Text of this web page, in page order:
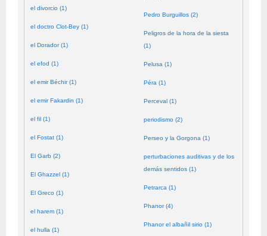
el divorcio (1)
el doctro Clot-Bey (1)
el Dorador (1)
el efod (1)
el emir Béchir (1)
el emir Fakardin (1)
el fil (1)
el Fostat (1)
El Garb (2)
El Ghazzel (1)
El Greco (1)
el harem (1)
el hulla (1)
Pedro Burguillos (2)
Peligros de la hora de la siesta
(1)
Pelusa (1)
Péra (1)
Perceval (1)
periodismo (2)
Perseo y la Gorgona (1)
perturbaciones auditivas y de los
demás sentidos (1)
Petrarca (1)
Phanor (4)
Phanor el albañil sirio (1)